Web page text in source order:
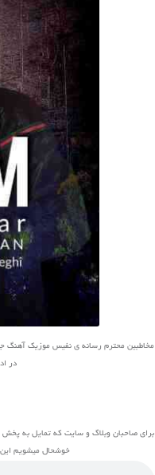
مخاطبین محترم رسانه ی نفیس موزیک آهنگ جدید ♬
در
برای صاحبان وبلاگ و سایت که تمایل به پخش
خوشحال میشویم این